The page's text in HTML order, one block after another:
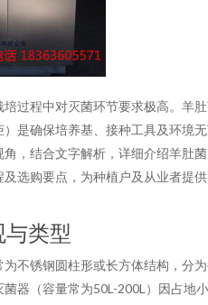
过程中对灭菌环节要求极高。羊
是确保培养基、接种工具及环境
，结合文字解析，详细介绍羊肚
选购要点，为种植户及从业者提
类型
不锈钢圆柱形或长方体结构，分
器（容量常为50L-200L）因占地